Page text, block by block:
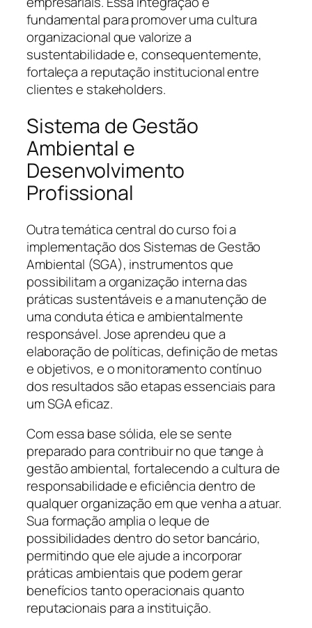
fundamental para promover uma cultura
organizacional que valorize a
sustentabilidade e, consequentemente,
fortaleça a reputação institucional entre
clientes e stakeholders.
Sistema de Gestão
Ambiental e
Desenvolvimento
Profissional
Outra temática central do curso foi a
implementação dos Sistemas de Gestão
Ambiental (SGA), instrumentos que
possibilitam a organização interna das
práticas sustentáveis e a manutenção de
uma conduta ética e ambientalmente
responsável. Jose aprendeu que a
elaboração de políticas, definição de metas
e objetivos, e o monitoramento contínuo
dos resultados são etapas essenciais para
um SGA eficaz.
Com essa base sólida, ele se sente
preparado para contribuir no que tange à
gestão ambiental, fortalecendo a cultura de
responsabilidade e eficiência dentro de
qualquer organização em que venha a atuar.
Sua formação amplia o leque de
possibilidades dentro do setor bancário,
permitindo que ele ajude a incorporar
práticas ambientais que podem gerar
benefícios tanto operacionais quanto
reputacionais para a instituição.